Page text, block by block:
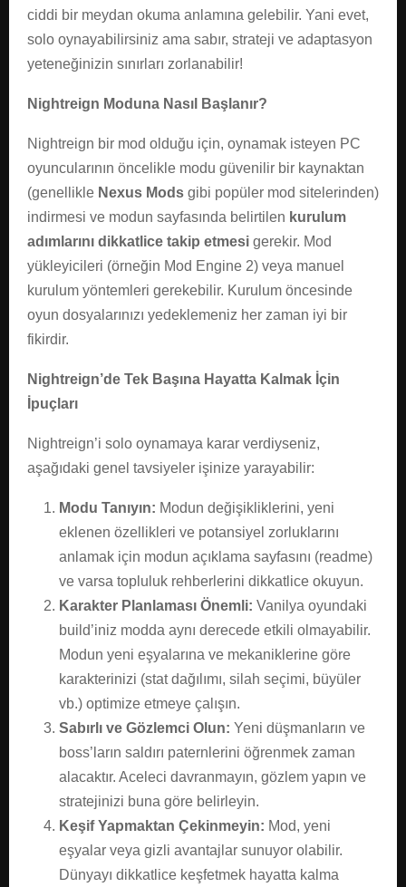
ciddi bir meydan okuma anlamına gelebilir. Yani evet,
solo oynayabilirsiniz ama sabır, strateji ve adaptasyon
yeteneğinizin sınırları zorlanabilir!
Nightreign Moduna Nasıl Başlanır?
Nightreign bir mod olduğu için, oynamak isteyen PC
oyuncularının öncelikle modu güvenilir bir kaynaktan
(genellikle Nexus Mods gibi popüler mod sitelerinden)
indirmesi ve modun sayfasında belirtilen kurulum
adımlarını dikkatlice takip etmesi gerekir. Mod
yükleyicileri (örneğin Mod Engine 2) veya manuel
kurulum yöntemleri gerekebilir. Kurulum öncesinde
oyun dosyalarınızı yedeklemeniz her zaman iyi bir
fikirdir.
Nightreign’de Tek Başına Hayatta Kalmak İçin
İpuçları
Nightreign’i solo oynamaya karar verdiyseniz,
aşağıdaki genel tavsiyeler işinize yarayabilir:
Modu Tanıyın: Modun değişikliklerini, yeni
eklenen özellikleri ve potansiyel zorluklarını
anlamak için modun açıklama sayfasını (readme)
ve varsa topluluk rehberlerini dikkatlice okuyun.
Karakter Planlaması Önemli: Vanilya oyundaki
build’iniz modda aynı derecede etkili olmayabilir.
Modun yeni eşyalarına ve mekaniklerine göre
karakterinizi (stat dağılımı, silah seçimi, büyüler
vb.) optimize etmeye çalışın.
Sabırlı ve Gözlemci Olun: Yeni düşmanların ve
boss’ların saldırı paternlerini öğrenmek zaman
alacaktır. Aceleci davranmayın, gözlem yapın ve
stratejinizi buna göre belirleyin.
Keşif Yapmaktan Çekinmeyin: Mod, yeni
eşyalar veya gizli avantajlar sunuyor olabilir.
Dünyayı dikkatlice keşfetmek hayatta kalma